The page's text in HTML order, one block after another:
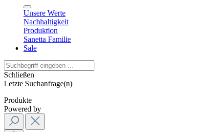
Unsere Werte
Nachhaltigkeit
Produktion
Sanetta Familie
Sale
Schließen
Letzte Suchanfrage(n)
Produkte
Powered by